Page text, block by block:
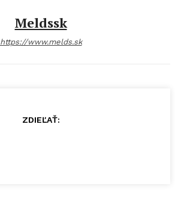
Meldssk
https://www.melds.sk
ZDIEĽAŤ: